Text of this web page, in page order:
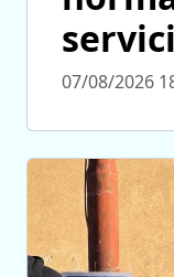
07/08/2026